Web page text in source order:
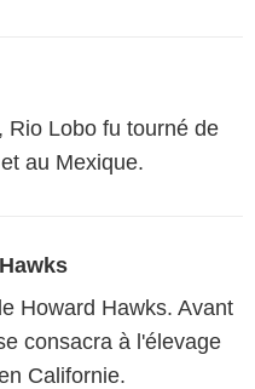
Rio Lobo fu tourné de
au Mexique.
Howard Hawks. Avant
consacra à l'élevage
Californie.